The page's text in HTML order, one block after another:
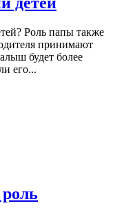
Роль папы также
принимают
будет более
его...